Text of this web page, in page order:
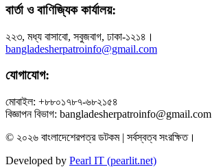
বার্তা ও বাণিজ্যিক কার্যালয়:
২২৩, মধ্য বাসাবো, সবুজবাগ, ঢাকা-১২১৪।
bangladesherpatroinfo@gmail.com
যোগাযোগ:
মোবাইল: +৮৮০১৭৮৭-৬৮২১৫৪
বিজ্ঞাপন বিভাগ: bangladesherpatroinfo@gmail.com
© ২০২৬ বাংলাদেশেরপত্র ডটকম | সর্বস্বত্ব সংরক্ষিত।
Developed by Pearl IT (pearlit.net)